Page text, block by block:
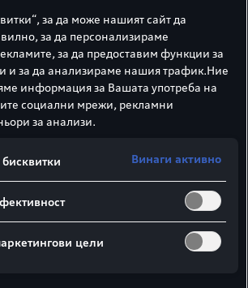
на ново ниво: мускулести
интериор с изчистен
с едно ефективно и мощно
задвижване.
за да може нашият сайт да
за да персонализираме
за да предоставим функции за
и за да анализираме нашия трафик.Ние
информация за Вашата употреба на
социални мрежи, рекламни
за анализи.
Винаги активно
цели